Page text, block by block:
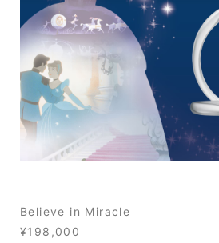
Believe in Miracle
¥198,000